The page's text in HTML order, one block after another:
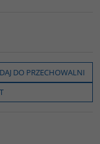
DO PRZECHOWALNI